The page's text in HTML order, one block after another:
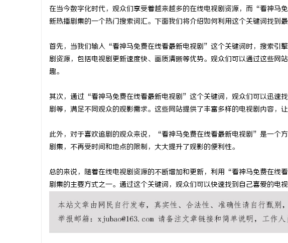
在当今数字化时代，观众们享受着越来越多的在线电视剧资源，而“看神马
新热播剧集的一个热门搜索词汇。下面我们将介绍如何利用这个关键词找到最
首先，当我们输入“看神马免费在线看最新电视剧”这个关键词时，搜索引
剧资源，包括电视剧更新速度快、画质清晰等优势。观众们可以通过这些网
趣。
其次，通过“看神马免费在线看最新电视剧”这个关键词，观众们可以迅速
剧等，满足不同观众的观影需求。这些网站提供了丰富多样的电视剧内容，让
此外，对于喜欢追剧的观众来说，“看神马免费在线看最新电视剧”是一个
剧集，不再受时间和地点的限制，大大提升了观影的便利性。
总的来说，随着在线电视剧资源的不断增加和更新，利用“看神马免费在线
剧集的主要方式之一。通过这个关键词，观众们可以快速找到自己喜爱的电
2345电影网：全方位影视资源